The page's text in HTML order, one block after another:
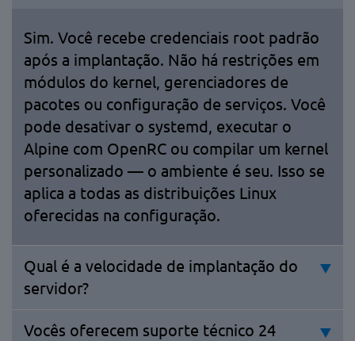
Sim. Você recebe credenciais root padrão
após a implantação. Não há restrições em
módulos do kernel, gerenciadores de
pacotes ou configuração de serviços. Você
pode desativar o systemd, executar o
Alpine com OpenRC ou compilar um kernel
personalizado — o ambiente é seu. Isso se
aplica a todas as distribuições Linux
oferecidas na configuração.
Qual é a velocidade de implantação do
servidor?
Vocês oferecem suporte técnico 24